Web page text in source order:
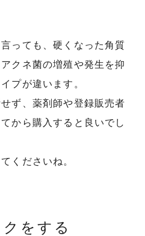
っても、硬くなった角質
クネ菌の増殖や発生を抑
プが違います。
ず、薬剤師や登録販売者
から購入すると良いでし
くださいね。
をする